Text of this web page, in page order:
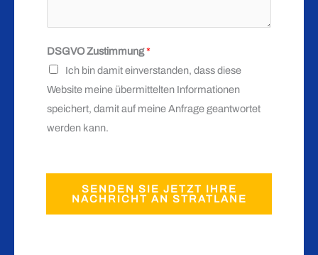
o
n
t
a
k
i
DSGVO Zustimmung*
Ich bin damit einverstanden, dass diese
Website meine übermittelten Informationen
speichert, damit auf meine Anfrage geantwortet
werden kann.
SENDEN SIE JETZT IHRE
NACHRICHT AN STRATLANE